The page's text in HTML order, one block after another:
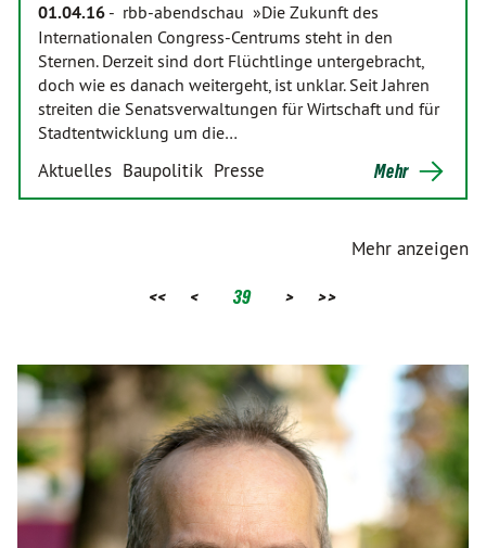
01.04.16 - rbb-abendschau »Die Zukunft des
Internationalen Congress-Centrums steht in den
Sternen. Derzeit sind dort Flüchtlinge untergebracht,
doch wie es danach weitergeht, ist unklar. Seit Jahren
streiten die Senatsverwaltungen für Wirtschaft und für
Stadtentwicklung um die…
Aktuelles Baupolitik Presse Mehr
Mehr anzeigen
<< < 39 > >>